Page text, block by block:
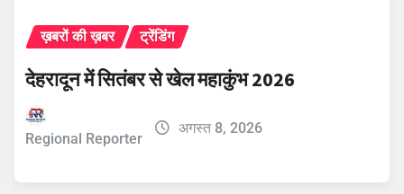
ख़बरों की ख़बर ट्रेंडिंग
देहरादून में सितंबर से खेल महाकुंभ 2026
Regional Reporter
अगस्त 8, 2026